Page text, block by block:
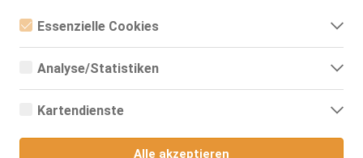
Essenzielle Cookies
Essenzielle Cookies sind alle notwendigen Cookies, die für den
ermöglicht werden. Die Webseite kann ohne diese Cookies nicht
Analyse/Statistiken
Analyse- bzw. Statistikcookies sind Cookies, die der Analyse der
Zugriffsstatistiken dienen. Sie helfen den Webseiten-Besitzern zu
Informationen anonym gesammelt und gemeldet werden.
Kartendienste
Alle akzeptieren
Barby
Steinbeisstr. 22